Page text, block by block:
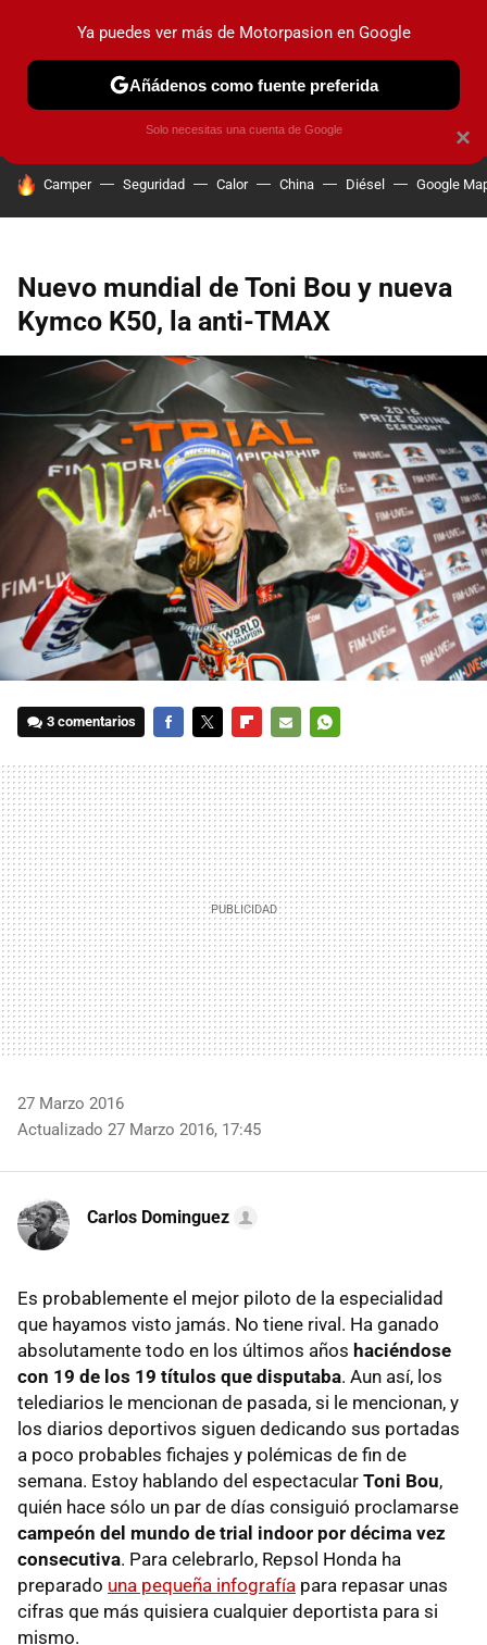
PRUEBAS COCHES ELÉCTRICOS OBSERVATORIO
HOY SE HABLA DE
Camper Seguridad Calor China Diésel Google
Nuevo mundial de Toni Bou y nueva
Kymco K50, la anti-TMAX
3 comentarios
MAIL
27 Marzo 2016
Actualizado 27 Marzo 2016, 17:45
Carlos Dominguez
Es probablemente el mejor piloto de la especialidad
que hayamos visto jamás. No tiene rival. Ha ganado
absolutamente todo en los últimos años haciéndose
con 19 de los 19 títulos que disputaba. Aun así, los
telediarios le mencionan de pasada, si le mencionan, y
los diarios deportivos siguen dedicando sus portadas
a poco probables fichajes y polémicas de fin de
semana. Estoy hablando del espectacular Toni Bou,
quién hace sólo un par de días consiguió proclamarse
campeón del mundo de trial indoor por décima vez
consecutiva. Para celebrarlo, Repsol Honda ha
preparado una pequeña infografía para repasar unas
cifras que más quisiera cualquier deportista para si
mismo.
×
Ya puedes ver más de Motorpasion en Google
Añádenos como fuente preferida
Solo necesitas una cuenta de Google